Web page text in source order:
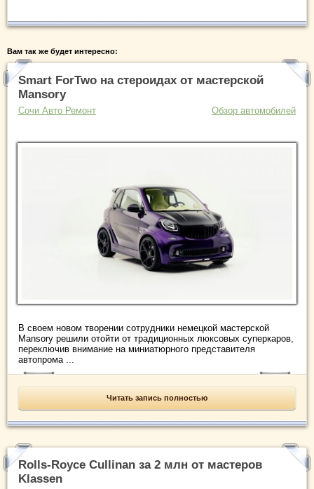
Вам так же будет интересно:
Smart ForTwo на стероидах от мастерской
Mansory
Сочи Авто Ремонт Обзор автомобилей
В своем новом творении сотрудники немецкой мастерской
Mansory решили отойти от традиционных люксовых суперкаров,
переключив внимание на миниатюрного представителя
автопрома ...
Читать запись полностью
Rolls-Royce Cullinan за 2 млн от мастеров
Klassen